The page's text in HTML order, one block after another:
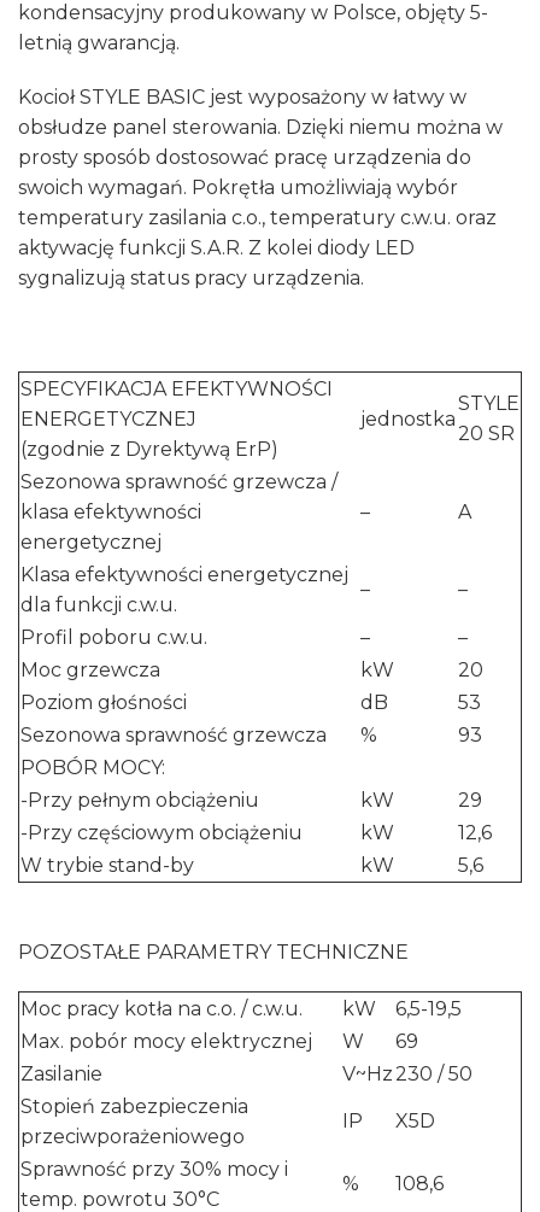
kondensacyjny produkowany w Polsce, objęty 5-
letnią gwarancją.
Kocioł STYLE BASIC jest wyposażony w łatwy w
obsłudze panel sterowania. Dzięki niemu można w
prosty sposób dostosować pracę urządzenia do
swoich wymagań. Pokrętła umożliwiają wybór
temperatury zasilania c.o., temperatury c.w.u. oraz
aktywację funkcji S.A.R. Z kolei diody LED
sygnalizują status pracy urządzenia.
SPECYFIKACJA EFEKTYWNOŚCI
ENERGETYCZNEJ
(zgodnie z Dyrektywą ErP)
jednostka
STYLE
20 SR
Sezonowa sprawność grzewcza /
klasa efektywności
energetycznej
– A
Klasa efektywności energetycznej
dla funkcji c.w.u.
– –
Profil poboru c.w.u. –
–
Moc grzewcza
kW
20
Poziom głośności
dB
53
Sezonowa sprawność grzewcza
%
93
POBÓR MOCY:
-Przy pełnym obciążeniu
kW
29
-Przy częściowym obciążeniu
kW
12,6
W trybie stand-by
kW 5,6
POZOSTAŁE PARAMETRY TECHNICZNE
Moc pracy kotła na c.o. / c.w.u. kW
6,5-19,5
Max. pobór mocy elektrycznej
W
69
Zasilanie
V~Hz230 / 50
Stopień zabezpieczenia
przeciwporażeniowego
IP X5D
Sprawność przy 30% mocy i
temp. powrotu 30°C
% 108,6